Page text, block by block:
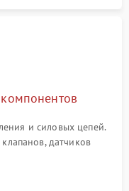
и силовых цепей.
датчиков
степени износа
колец гидросистемы